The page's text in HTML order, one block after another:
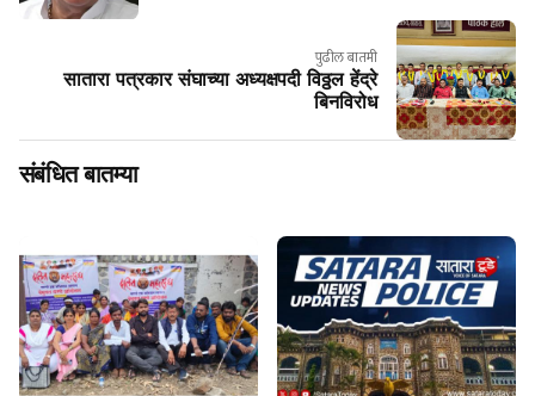
पुढील बातमी
सातारा पत्रकार संघाच्या अध्यक्षपदी विठ्ठल हेंद्रे
बिनविरोध
संबंधित बातम्या